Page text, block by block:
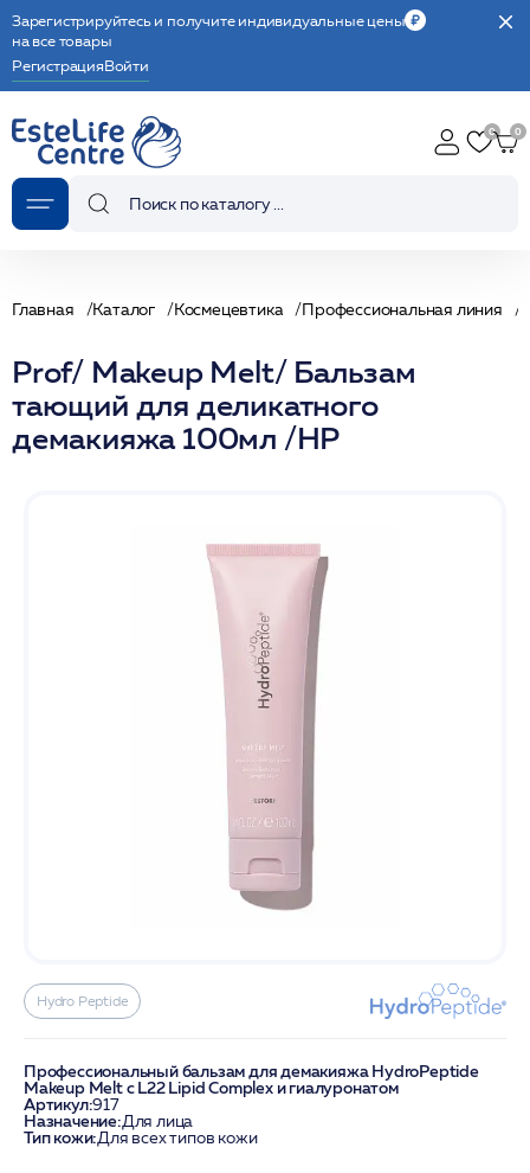
Зарегистрируйтесь и получите индивидуальные цены
на все товары
РегистрацияВойти
Главная Каталог Космецевтика Профессиональная линия
Prof/ Makeup Melt/ Бальзам
тающий для деликатного
демакияжа 100мл /HP
Hydro Peptide
Профессиональный бальзам для демакияжа HydroPeptide
Makeup Melt с L22 Lipid Complex и гиалуронатом
Артикул:917
Назначение:Для лица
Тип кожи:Для всех типов кожи